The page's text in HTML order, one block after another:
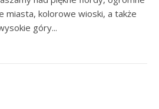
miasta, kolorowe wioski, a także
góry...